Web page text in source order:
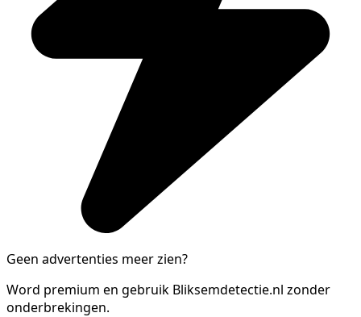
Geen advertenties meer zien?
Word premium en gebruik Bliksemdetectie.nl zonder
onderbrekingen.